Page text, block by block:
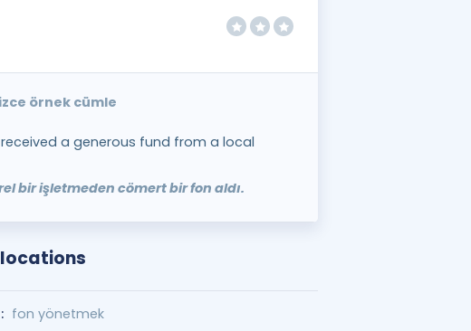
örnek cümle
a generous fund from a local
bir işletmeden cömert bir fon aldı.
fon yönetmek